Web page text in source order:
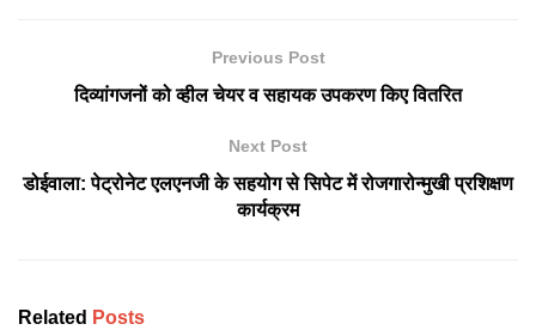
Previous Post
दिव्यांगजनों को व्हील चेयर व सहायक उपकरण किए वितरित
Next Post
डोईवाला: पेट्रोनेट एलएनजी के सहयोग से सिपेट में रोजगारोन्मुखी प्रशिक्षण
कार्यक्रम
Related Posts